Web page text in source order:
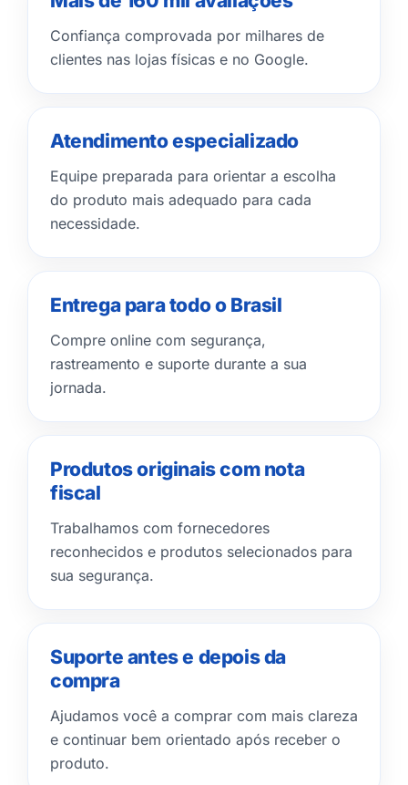
Confiança comprovada por milhares de
clientes nas lojas físicas e no Google.
Atendimento especializado
Equipe preparada para orientar a escolha
do produto mais adequado para cada
necessidade.
Entrega para todo o Brasil
Compre online com segurança,
rastreamento e suporte durante a sua
jornada.
Produtos originais com nota
fiscal
Trabalhamos com fornecedores
reconhecidos e produtos selecionados para
sua segurança.
Suporte antes e depois da
compra
Ajudamos você a comprar com mais clareza
e continuar bem orientado após receber o
produto.